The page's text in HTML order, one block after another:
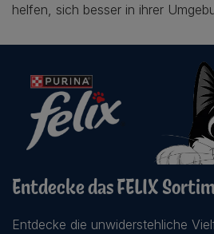
helfen, sich besser in ihrer
Entdecke das FELIX
Entdecke die unwiderstehliche